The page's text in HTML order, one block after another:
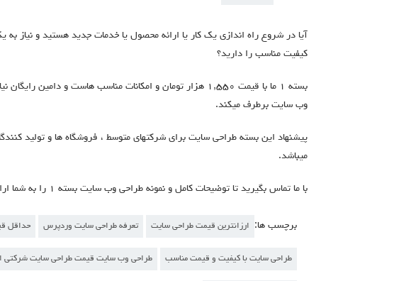
آیا در شروع راه اندازی یک کار یا ارائه محصول یا خدمات جدید هستید و نیاز به
کیفیت مناسب را دارید؟
بسته ۱ ما با قیمت ۱,۵۵۰ هزار تومان و امکانات مناسب هاست و دامین
وب سایت برطرف میکند.
پیشنهاد این بسته طراحی سایت برای شرکتهای متوسط ، فروشگاه ها و تولید
میباشد.
با ما تماس بگیرید تا توضیحات کامل و نمونه طراحی وب سایت بسته ۱ را به شما ارائه دهیم.
برچسب ها: ارزانترین قیمت طراحی سایت تعرفه طراحی سایت وردپرس حداقل
طراحی سایت با کیفیت و قیمت مناسب طراحی وب سایت قیمت طراحی سایت شرکتی